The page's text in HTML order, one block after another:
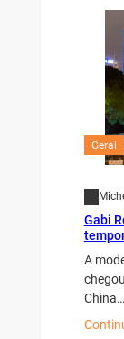
Geral
Gabi
A
China…